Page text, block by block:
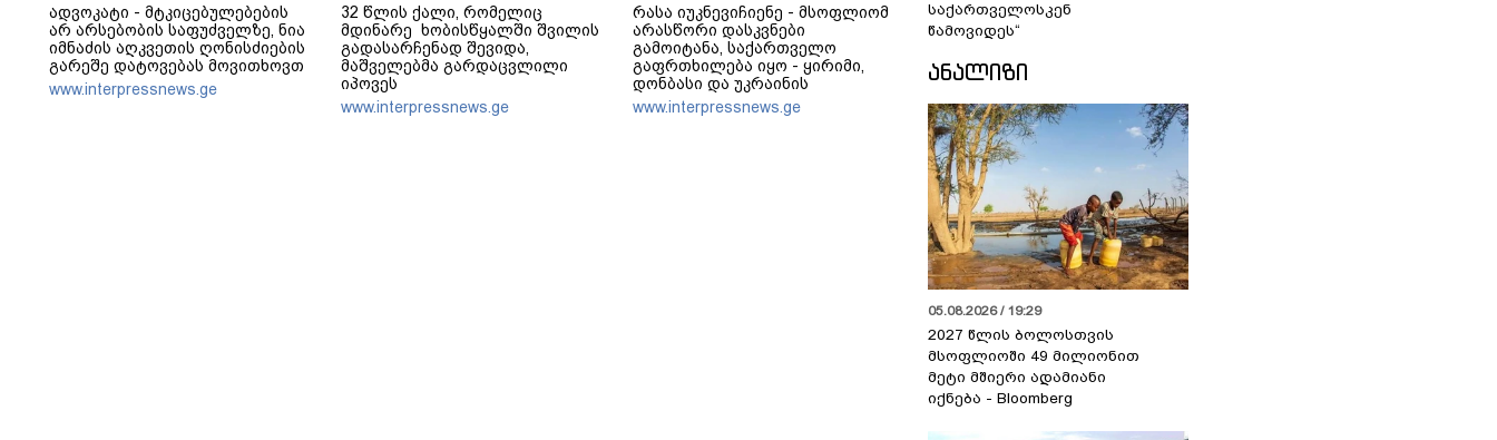
ადვოკატი - მტკიცებულებების
არ არსებობის საფუძველზე, ნია
იმნაძის აღკვეთის ღონისძიების
გარეშე დატოვებას მოვითხოვთ
www.interpressnews.ge
32 წლის ქალი, რომელიც
მდინარე ხობისწყალში შვილის
გადასარჩენად შევიდა,
მაშველებმა გარდაცვლილი
იპოვეს
www.interpressnews.ge
რასა იუკნევიჩიენე - მსოფლიომ
არასწორი დასკვნები
გამოიტანა, საქართველო
გაფრთხილება იყო - ყირიმი,
დონბასი და უკრაინის
წინააღმდეგ სრულმასშტაბიანი
ომი კრემლის იგივე
www.interpressnews.ge
საქართველოსკენ
წამოვიდეს“
ᲐᲜᲐᲚᲘᲖᲘ
05.08.2026 / 19:29
2027 წლის ბოლოსთვის
მსოფლიოში 49 მილიონით
მეტი მშიერი ადამიანი
იქნება - Bloomberg